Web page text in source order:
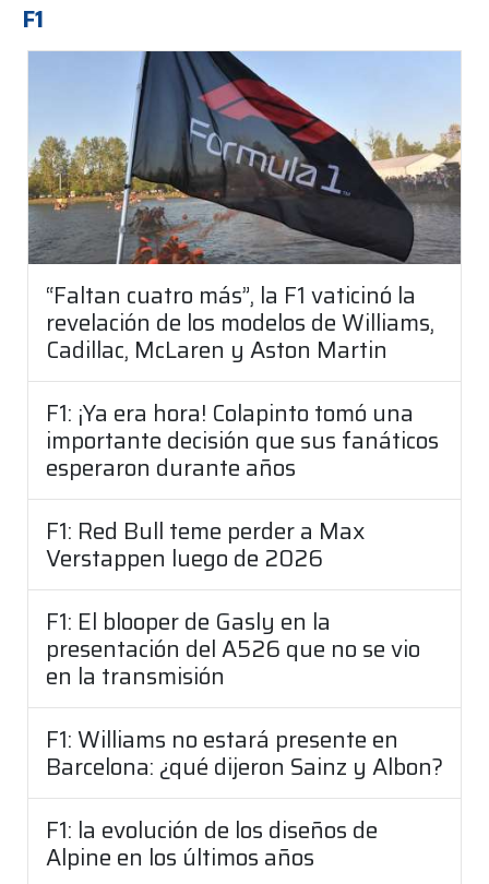
F1
“Faltan cuatro más”, la F1 vaticinó la
revelación de los modelos de Williams,
Cadillac, McLaren y Aston Martin
F1: ¡Ya era hora! Colapinto tomó una
importante decisión que sus fanáticos
esperaron durante años
F1: Red Bull teme perder a Max
Verstappen luego de 2026
F1: El blooper de Gasly en la
presentación del A526 que no se vio
en la transmisión
F1: Williams no estará presente en
Barcelona: ¿qué dijeron Sainz y Albon?
F1: la evolución de los diseños de
Alpine en los últimos años